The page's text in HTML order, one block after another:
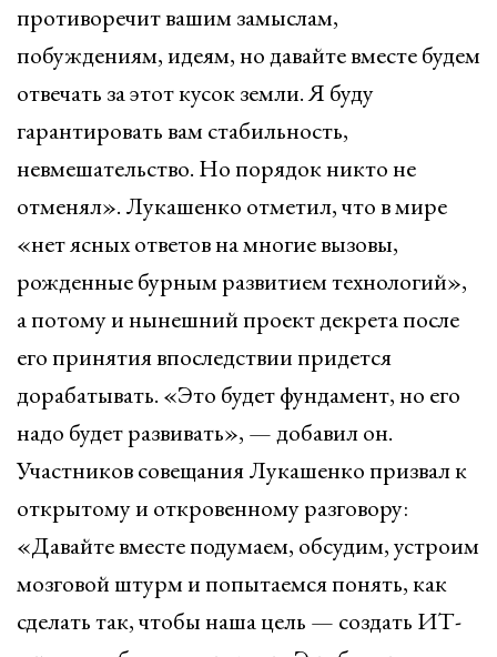
противоречит вашим замыслам,
побуждениям, идеям, но давайте вместе будем
отвечать за этот кусок земли. Я буду
гарантировать вам стабильность,
невмешательство. Но порядок никто не
отменял». Лукашенко отметил, что в мире
«нет ясных ответов на многие вызовы,
рожденные бурным развитием технологий»,
а потому и нынешний проект декрета после
его принятия впоследствии придется
дорабатывать. «Это будет фундамент, но его
надо будет развивать», — добавил он.
Участников совещания Лукашенко призвал к
открытому и откровенному разговору:
«Давайте вместе подумаем, обсудим, устроим
мозговой штурм и попытаемся понять, как
сделать так, чтобы наша цель — создать ИТ-